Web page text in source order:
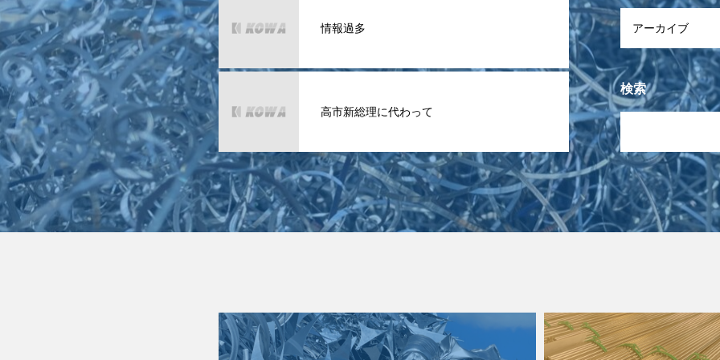
情報過多
高市新総理に代わって
検索